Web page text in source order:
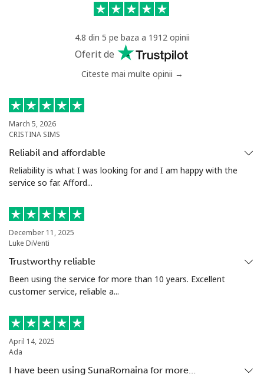
⁦33.9¢⁩
29 min pentru
⁦$10⁩
⁦8.9¢⁩
112 min pentru
⁦$10⁩
All country
Uzbekistan
Mobil
Tashkent ⁦21.9¢⁩
45 min pentru
4.8 din 5 pe baza a 1912 opinii
Oferit de
Citeste mai multe opinii →
March 5, 2026
CRISTINA SIMS
Reliabil and affordable
Reliability is what I was looking for and I am happy with the
service so far. Afford...
December 11, 2025
Luke DiVenti
Trustworthy reliable
Been using the service for more than 10 years. Excellent
customer service, reliable a...
April 14, 2025
Ada
I have been using SunaRomaina for more…